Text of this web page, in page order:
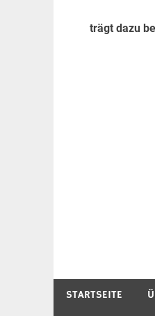
trägt dazu
STARTSEITE